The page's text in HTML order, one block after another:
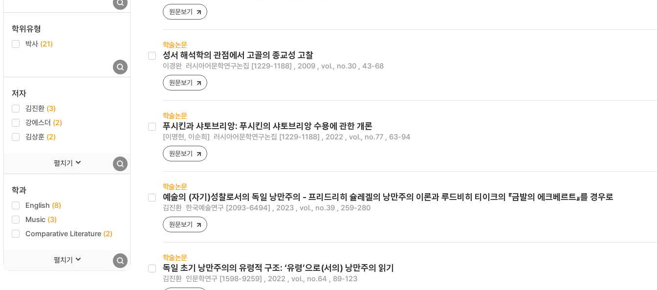
학위유형
박사 (21)
저자
김진환 (3)
강에스더 (2)
김상훈 (2)
펼치기
학과
English (8)
Music (3)
Comparative Literature (2)
펼치기
원문보기
학술논문
성서 해석학의 관점에서 고골의 종교성 고찰
이경완 러시아어문학연구논집 [1229-1188] , 2009 , vol., no.30 , 43-68
원문보기
학술논문
푸시킨과 샤토브리앙: 푸시킨의 샤토브리앙 수용에 관한 개론
[이명현, 이순희] 러시아어문학연구논집 [1229-1188] , 2022 , vol., no.77 , 63-94
원문보기
학술논문
예술의 (자기)성찰로서의 독일 낭만주의 - 프리드리히 슐레겔의 낭만주의 이론과 루드비히 티이크의 『금발의 에크베르트』를 경우로
김진환 한국예술연구 [2093-6494] , 2023 , vol., no.39 , 259-280
원문보기
학술논문
독일 초기 낭만주의의 유령적 구조: ‘유령’으로(서의) 낭만주의 읽기
김진환 인문학연구 [1598-9259] , 2022 , vol., no.64 , 89-123